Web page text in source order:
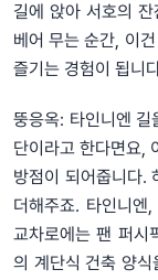
길에 앉아 서호의
베어 무는 순간, 이
즐기는 경험이 됩니
뚱응옥: 타인니엔 길
단이라고 한다면요,
방점이 되어줍니다.
더해주죠. 타인니
교차로에는 팬 퍼
의 계단식 건축 양